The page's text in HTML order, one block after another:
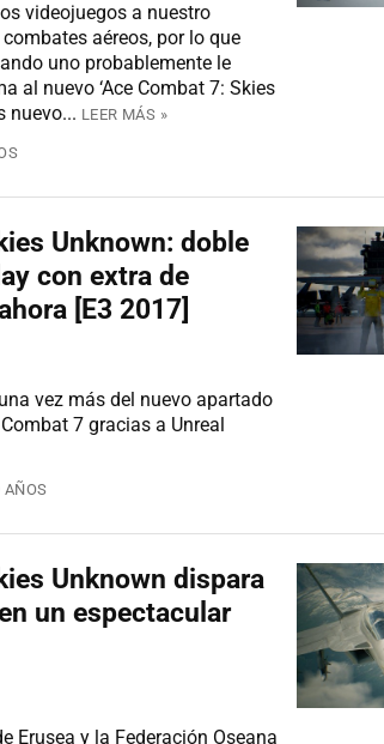
videojuegos a nuestro
aéreos, por lo que
uno probablemente le
al nuevo ‘Ace Combat 7: Skies
nuevo... LEER MÁS »
Unknown: doble
con extra de
[E3 2017]
vez más del nuevo apartado
7 gracias a Unreal
AÑOS
Unknown dispara
un espectacular
Erusea y la Federación Oseana